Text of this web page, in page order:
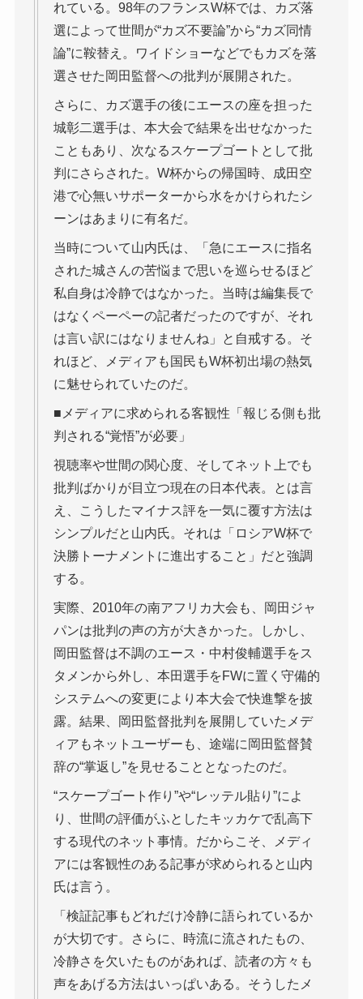
れている。98年のフランスW杯では、カズ落
選によって世間が“カズ不要論”から“カズ同情
論”に鞍替え。ワイドショーなどでもカズを落
選させた岡田監督への批判が展開された。
さらに、カズ選手の後にエースの座を担った
城彰二選手は、本大会で結果を出せなかった
こともあり、次なるスケープゴートとして批
判にさらされた。W杯からの帰国時、成田空
港で心無いサポーターから水をかけられたシ
ーンはあまりに有名だ。
当時について山内氏は、「急にエースに指名
された城さんの苦悩まで思いを巡らせるほど
私自身は冷静ではなかった。当時は編集長で
はなくペーペーの記者だったのですが、それ
は言い訳にはなりませんね」と自戒する。そ
れほど、メディアも国民もW杯初出場の熱気
に魅せられていたのだ。
■メディアに求められる客観性「報じる側も批
判される“覚悟”が必要」
視聴率や世間の関心度、そしてネット上でも
批判ばかりが目立つ現在の日本代表。とは言
え、こうしたマイナス評を一気に覆す方法は
シンプルだと山内氏。それは「ロシアW杯で
決勝トーナメントに進出すること」だと強調
する。
実際、2010年の南アフリカ大会も、岡田ジャ
パンは批判の声の方が大きかった。しかし、
岡田監督は不調のエース・中村俊輔選手をス
タメンから外し、本田選手をFWに置く守備的
システムへの変更により本大会で快進撃を披
露。結果、岡田監督批判を展開していたメデ
ィアもネットユーザーも、途端に岡田監督賛
辞の“掌返し”を見せることとなったのだ。
“スケープゴート作り”や“レッテル貼り”によ
り、世間の評価がふとしたキッカケで乱高下
する現代のネット事情。だからこそ、メディ
アには客観性のある記事が求められると山内
氏は言う。
「検証記事もどれだけ冷静に語られているか
が大切です。さらに、時流に流されたもの、
冷静さを欠いたものがあれば、読者の方々も
声をあげる方法はいっぱいある。そうしたメ